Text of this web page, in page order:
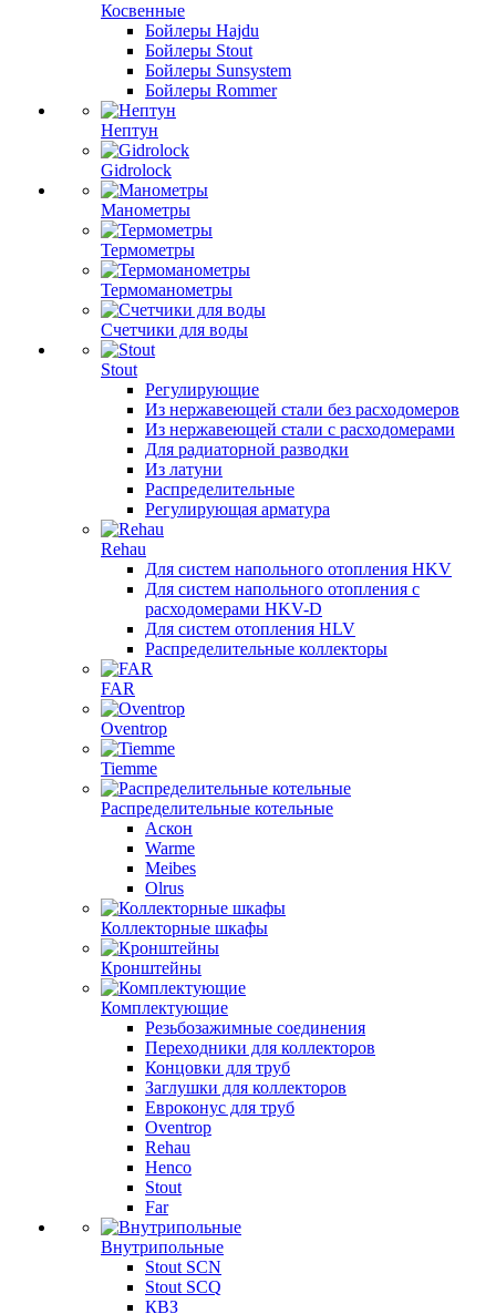
Косвенные
Бойлеры Hajdu
Бойлеры Stout
Бойлеры Sunsystem
Бойлеры Rommer
Нептун
Gidrolock
Манометры
Термометры
Термоманометры
Счетчики для воды
Stout
Регулирующие
Из нержавеющей стали без расходомеров
Из нержавеющей стали с расходомерами
Для радиаторной разводки
Из латуни
Распределительные
Регулирующая арматура
Rehau
Для систем напольного отопления HKV
Для систем напольного отопления с
расходомерами HKV-D
Для систем отопления HLV
Распределительные коллекторы
FAR
Oventrop
Tiemme
Распределительные котельные
Аскон
Warme
Meibes
Olrus
Коллекторные шкафы
Кронштейны
Комплектующие
Резьбозажимные соединения
Переходники для коллекторов
Концовки для труб
Заглушки для коллекторов
Евроконус для труб
Oventrop
Rehau
Henco
Stout
Far
Внутрипольные
Stout SCN
Stout SCQ
КВЗ